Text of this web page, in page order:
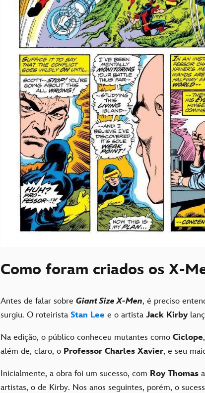
Como foram criados os X-
Antes de falar sobre Giant Size X-Men, é preciso
surgiu. O roteirista Stan Lee e o artista Jack Kirby
Na edição, o público conheceu mutantes como Ciclope,
além de, claro, o Professor Charles Xavier, e seu
Inicialmente, a obra foi um sucesso, com Roy Thomas
artistas, o de Kirby. Nos anos seguintes, porém, o